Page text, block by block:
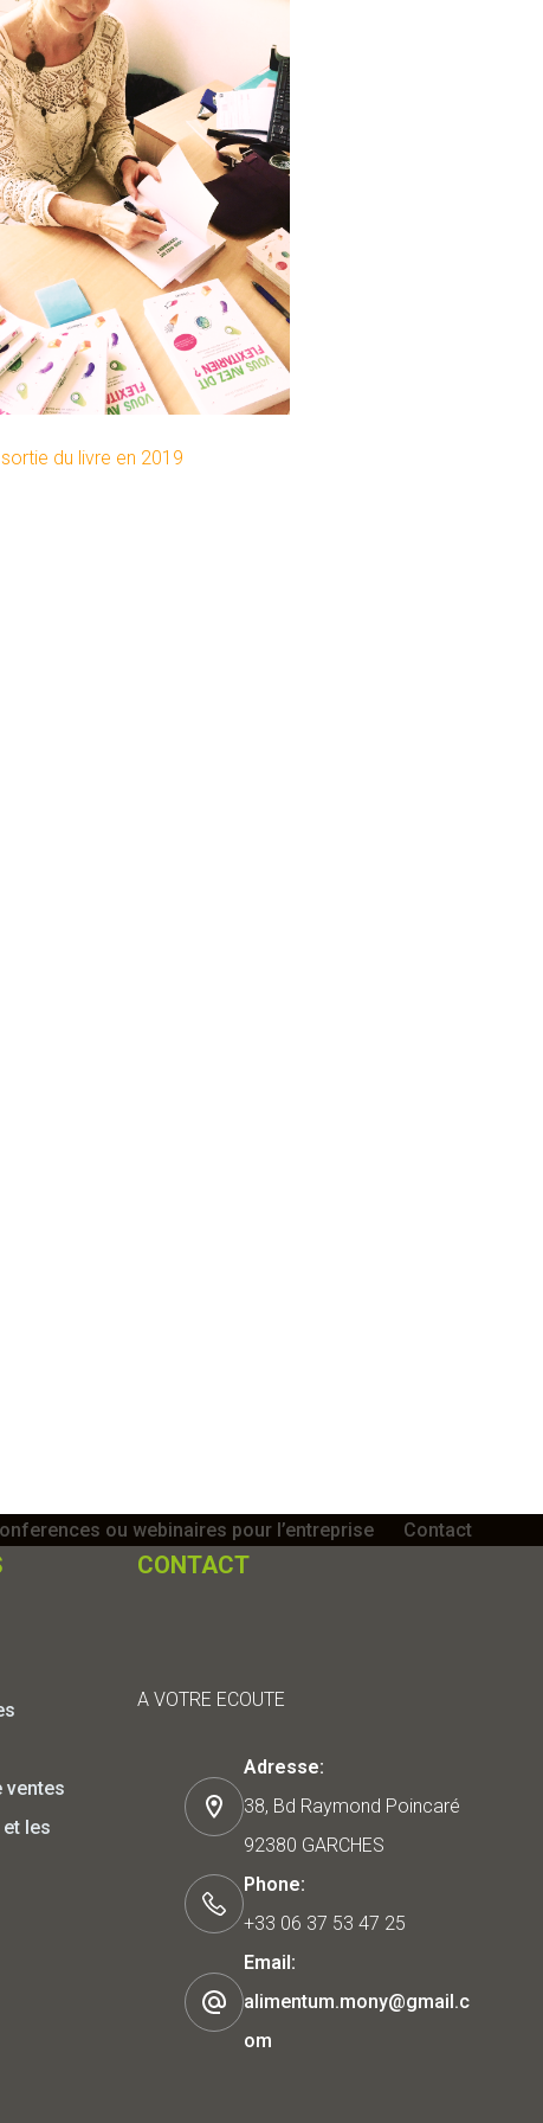
du livre en 2019
ou webinaires pour l’entreprise Contact
ventes
les
CONTACT
A VOTRE ECOUTE
Adresse:
38, Bd Raymond Poincaré
92380 GARCHES
Phone:
+33 06 37 53 47 25
Email:
alimentum.mony@gmail.c
om